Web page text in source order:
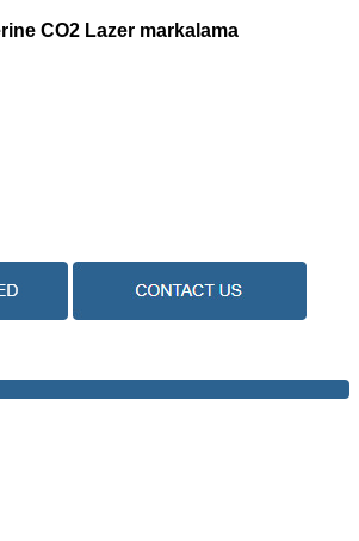
CO2 Lazer markalama